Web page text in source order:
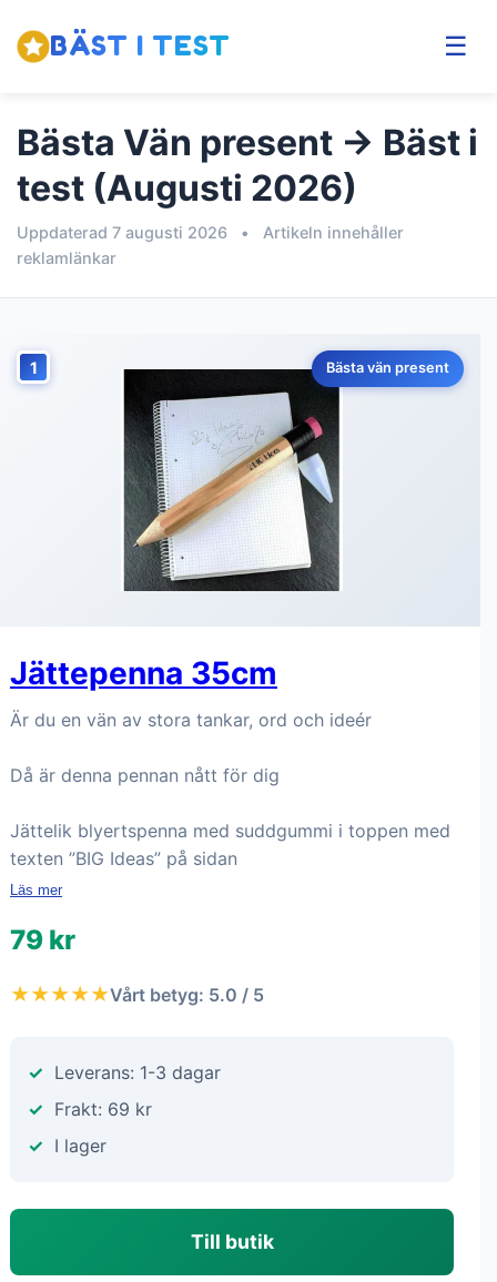
BÄST I TEST ☰
Bästa Vän present → Bäst i
test (Augusti 2026)
Uppdaterad 7 augusti 2026 •
Artikeln innehåller
reklamlänkar
1 Bästa vän present
Jättepenna 35cm
Är du en vän av stora tankar, ord och ideér
Då är denna pennan nått för dig
Jättelik blyertspenna med suddgummi i toppen med
texten ”BIG Ideas” på sidan
Läs mer
79 kr
★★★★★Vårt betyg: 5.0 / 5
Leverans: 1-3 dagar
Frakt: 69 kr
I lager
Till butik